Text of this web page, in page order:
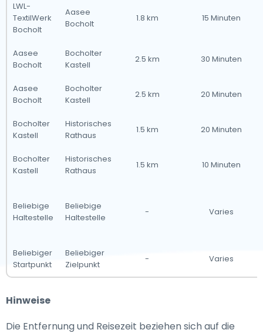
LWL-
TextilWerk
Bocholt
Aasee
Bocholt
1.8 km 15 Minuten
Aasee
Bocholt
Bocholter
Kastell
2.5 km 30 Minuten
Aasee
Bocholt
Bocholter
Kastell
2.5 km 20 Minuten
Bocholter
Kastell
Historisches
Rathaus
1.5 km 20 Minuten
Bocholter
Kastell
Historisches
Rathaus
1.5 km 10 Minuten
Beliebige
Haltestelle
Beliebige
Haltestelle
- Varies
Beliebiger
Startpunkt
Beliebiger
Zielpunkt
- Varies
Hinweise
Die Entfernung und Reisezeit beziehen sich auf die